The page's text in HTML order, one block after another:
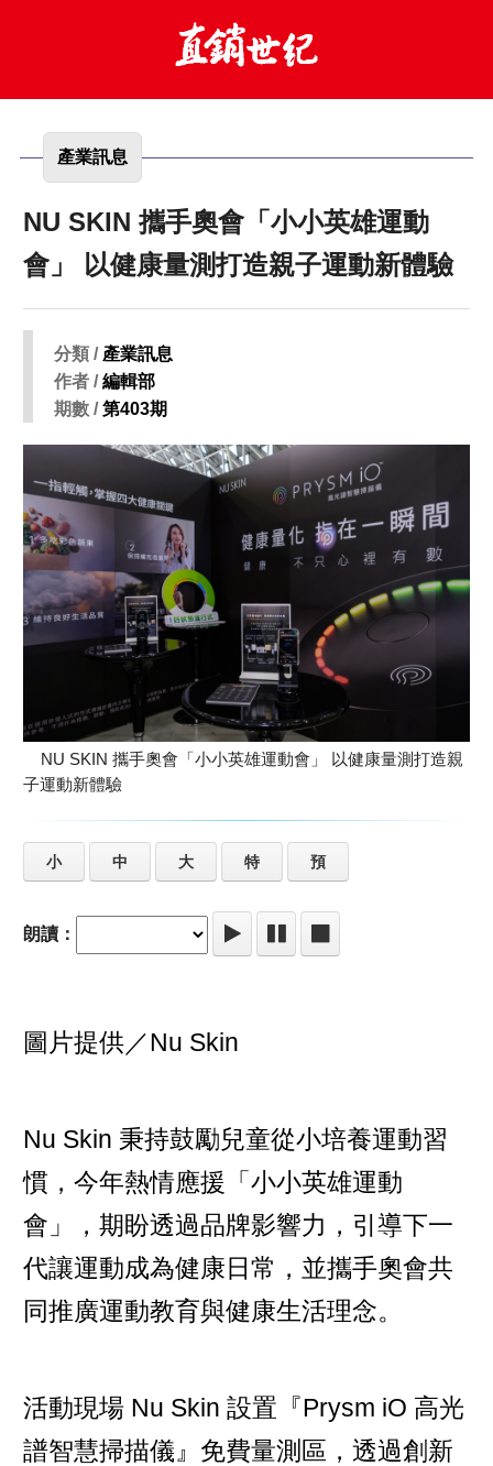
產業訊息
NU SKIN 攜手奧會「小小英雄運動
會」 以健康量測打造親子運動新體驗
分類 / 產業訊息
作者 /編輯部
期數 /第403期
NU SKIN 攜手奧會「小小英雄運動會」 以健康量測打造親
子運動新體驗
小 中 大 特 預
朗讀：
圖片提供／Nu Skin
Nu Skin 秉持鼓勵兒童從小培養運動習
慣，今年熱情應援「小小英雄運動
會」，期盼透過品牌影響力，引導下一
代讓運動成為健康日常，並攜手奧會共
同推廣運動教育與健康生活理念。
活動現場 Nu Skin 設置『Prysm iO 高光
譜智慧掃描儀』免費量測區，透過創新